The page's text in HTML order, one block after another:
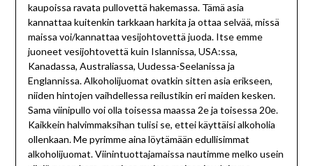
kaupoissa ravata pullovettä hakemassa. Tämä asia
kannattaa kuitenkin tarkkaan harkita ja ottaa selvää, missä
maissa voi/kannattaa vesijohtovettä juoda. Itse emme
juoneet vesijohtovettä kuin Islannissa, USA:ssa,
Kanadassa, Australiassa, Uudessa-Seelanissa ja
Englannissa. Alkoholijuomat ovatkin sitten asia erikseen,
niiden hintojen vaihdellessa reilustikin eri maiden kesken.
Sama viinipullo voi olla toisessa maassa 2e ja toisessa 20e.
Kaikkein halvimmaksihan tulisi se, ettei käyttäisi alkoholia
ollenkaan. Me pyrimme aina löytämään edullisimmat
alkoholijuomat. Viinintuottajamaissa nautimme melko usein